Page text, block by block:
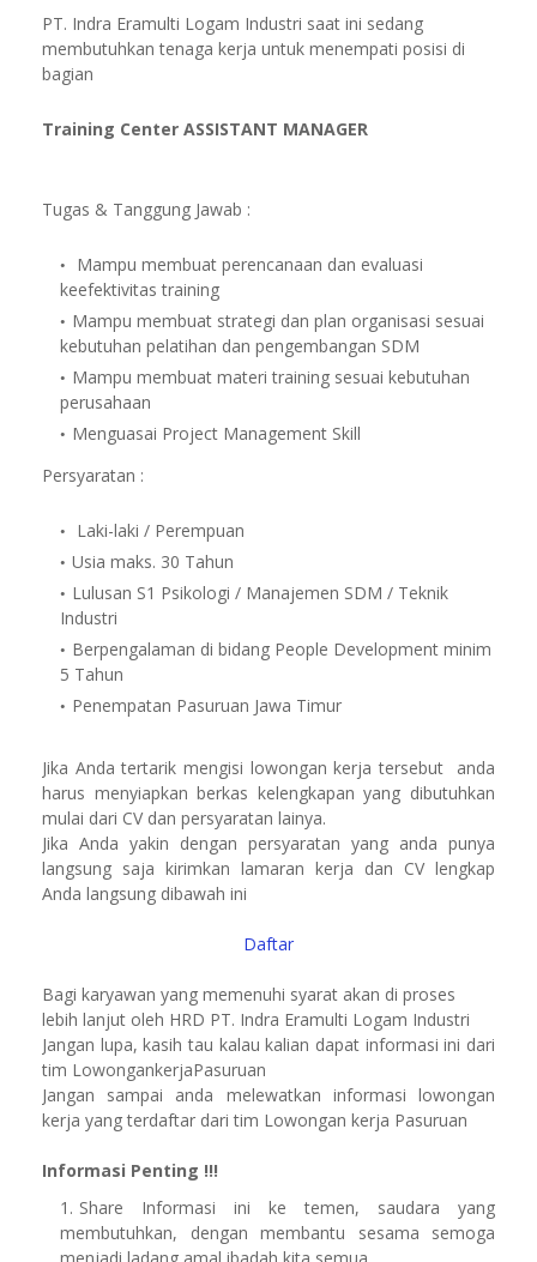
PT. Indra Eramulti Logam Industri saat ini sedang
membutuhkan tenaga kerja untuk menempati posisi di
bagian
Training Center ASSISTANT MANAGER
Tugas & Tanggung Jawab :
Mampu membuat perencanaan dan evaluasi
keefektivitas training
Mampu membuat strategi dan plan organisasi sesuai
kebutuhan pelatihan dan pengembangan SDM
Mampu membuat materi training sesuai kebutuhan
perusahaan
Menguasai Project Management Skill
Persyaratan :
Laki-laki / Perempuan
Usia maks. 30 Tahun
Lulusan S1 Psikologi / Manajemen SDM / Teknik
Industri
Berpengalaman di bidang People Development minim
5 Tahun
Penempatan Pasuruan Jawa Timur
Jika Anda tertarik mengisi lowongan kerja tersebut anda
harus menyiapkan berkas kelengkapan yang dibutuhkan
mulai dari CV dan persyaratan lainya.
Jika Anda yakin dengan persyaratan yang anda punya
langsung saja kirimkan lamaran kerja dan CV lengkap
Anda langsung dibawah ini
Daftar
Bagi karyawan yang memenuhi syarat akan di proses
lebih lanjut oleh HRD PT. Indra Eramulti Logam Industri
Jangan lupa, kasih tau kalau kalian dapat informasi ini dari
tim LowongankerjaPasuruan
Jangan sampai anda melewatkan informasi lowongan
kerja yang terdaftar dari tim Lowongan kerja Pasuruan
Informasi Penting !!!
Share Informasi ini ke temen, saudara yang
membutuhkan, dengan membantu sesama semoga